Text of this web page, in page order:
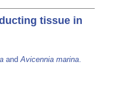
tissue in
andAvicennia marina.